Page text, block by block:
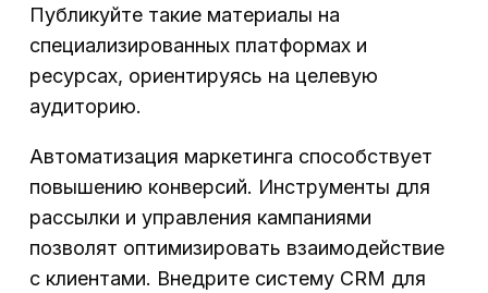
Публикуйте такие материалы на
специализированных платформах и
ресурсах, ориентируясь на целевую
аудиторию.
Автоматизация маркетинга способствует
повышению конверсий. Инструменты для
рассылки и управления кампаниями
позволят оптимизировать взаимодействие
с клиентами. Внедрите систему CRM для